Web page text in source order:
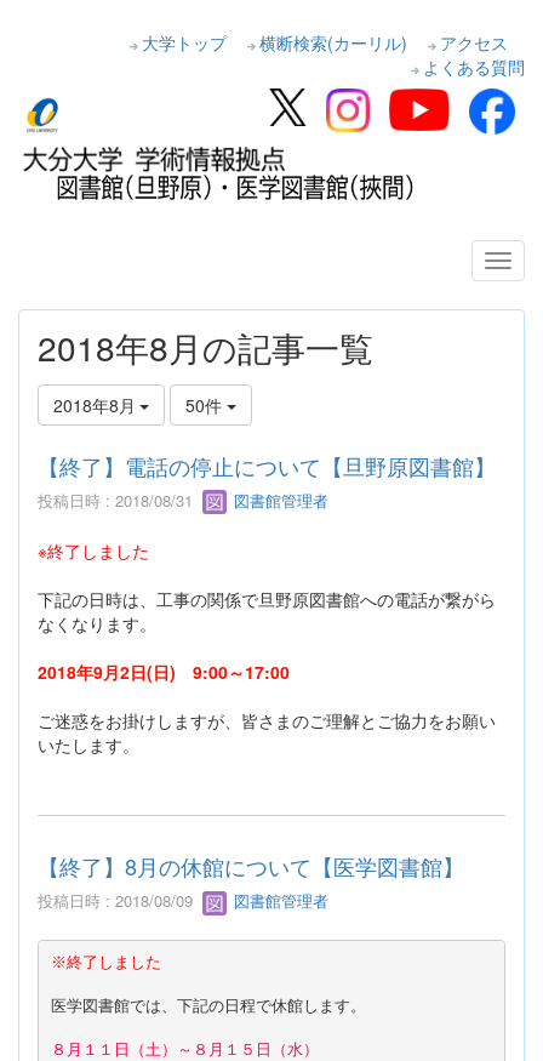
大学トップ 横断検索(カーリル)
アクセス
よくある質問
2018年8月の記事一覧
2018年8月 50件
【終了】電話の停止について【旦野原図書館】
投稿日時 : 2018/08/31 図書館管理者
※終了しました
下記の日時は、工事の関係で旦野原図書館への電話が繋がら
なくなります。
2018年9月2日(日) 9:00～17:00
ご迷惑をお掛けしますが、皆さまのご理解とご協力をお願い
いたします。
【終了】8月の休館について【医学図書館】
投稿日時 : 2018/08/09 図書館管理者
※終了しました
医学図書館では、下記の日程で休館します。
８月１１日（土）～８月１５日（水）